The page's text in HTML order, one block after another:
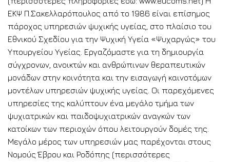
ΕΚΨ Π.Σακελλαρόπουλος από το 1986 είναι επίσημος
πάροχος υπηρεσιών ψυχικής υγείας, στο πλαίσιο του
Εθνικού Σχεδίου για την Ψυχική Υγεία «Ψυχαργώς» του
Υπουργείου Υγείας. Εργαζόμαστε για τη δημιουργία
σύγχρονων, ανοικτών και ανθρώπινων θεραπευτικών
μονάδων στην κοινότητα και την εισαγωγή καινοτόμων
μοντέλων υπηρεσιών ψυχικής υγείας. Οι παρεχόμενες
υπηρεσίες της καλύπτουν ένα μεγάλο τμήμα των
ψυχιατρικών και παιδοψυχιατρικών αναγκών των
κατοίκων των περιοχών όπου λειτουργούν δομές της.
Μεγάλο μέρος των υπηρεσιών μας παρέχονται στους
Νομούς Έβρου και Ροδόπης (περισσότερες